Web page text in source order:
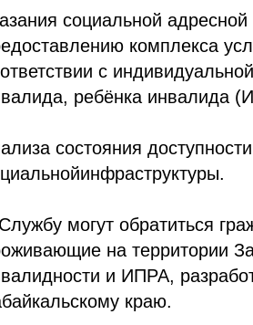
социальной
комплекса
с
ребёнка инвалида
состояния
могут обратиться
на территории
и ИПРА,
краю.